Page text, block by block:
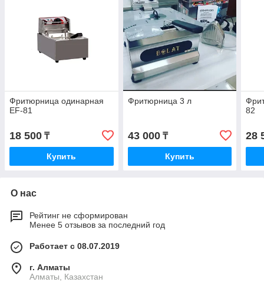
Фритюрница одинарная
EF-81
18 500 ₸
Купить
Фритюрница 3 л
43 000₸
Купить
82
28
О нас
Рейтинг не сформирован
Менее 5 отзывов за последний год
Работает с 08.07.2019
г. Алматы
Алматы, Казахстан